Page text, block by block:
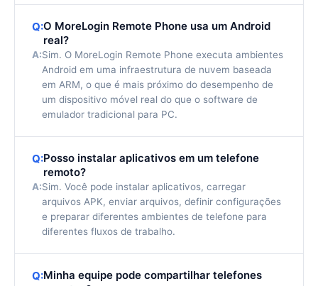
Q:O MoreLogin Remote Phone usa um Android
real?
A:Sim. O MoreLogin Remote Phone executa ambientes
Android em uma infraestrutura de nuvem baseada
em ARM, o que é mais próximo do desempenho de
um dispositivo móvel real do que o software de
emulador tradicional para PC.
Q:Posso instalar aplicativos em um telefone
remoto?
A:Sim. Você pode instalar aplicativos, carregar
arquivos APK, enviar arquivos, definir configurações
e preparar diferentes ambientes de telefone para
diferentes fluxos de trabalho.
Q:Minha equipe pode compartilhar telefones